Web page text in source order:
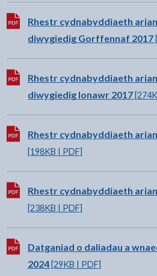
Lawrlwytho:
Rhestr cydnabyddiaeth
diwygiedig Gorffennaf 2017
Lawrlwytho:
Rhestr cydnabyddiaeth
diwygiedig Ionawr 2017
Lawrlwytho:
Rhestr cydnabyddiaeth
[198KB | PDF]
Lawrlwytho:
Rhestr cydnabyddiaeth
[238KB | PDF]
Lawrlwytho:
Datganiad o daliadau a
2024[29KB | PDF]